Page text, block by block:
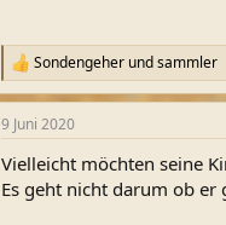
R
e
a
k
i
o
Sondengeherundsammler
9 Juni 2020
Vielleicht möchten seine
Es geht nicht darum ob